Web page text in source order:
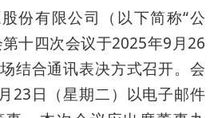
份有限公司（以下简称“公
十四次会议于2025年9月26
结合通讯表决方式召开。会
23日（星期二）以电子邮件